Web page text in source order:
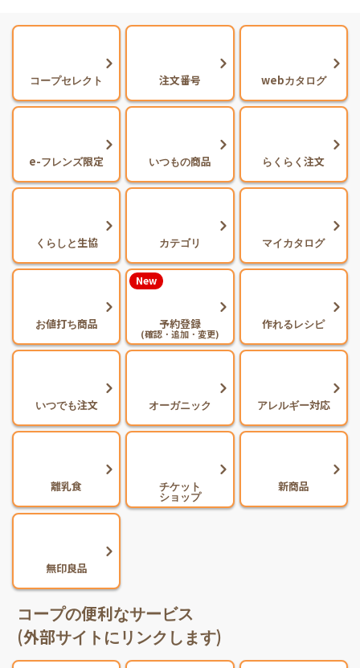
コープセレクト 注文番号 webカタログ
e-フレンズ限定 いつもの商品 らくらく注文
くらしと生協 カテゴリ マイカタログ
お値打ち商品 予約登録
(確認・追加・変更)
New
作れるレシピ
いつでも注文 オーガニック アレルギー対応
離乳食 チケット
ショップ
新商品
無印良品
コープの便利なサービス
(外部サイトにリンクします)